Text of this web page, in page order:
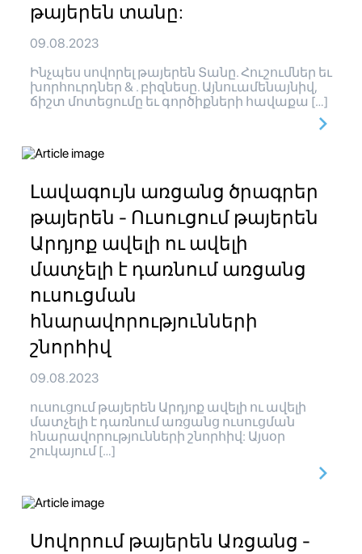
թայերեն տանը:
09.08.2023
Ինչպես սովորել թայերեն Տանը. Հուշումներ եւ
խորհուրդներ & . բիզնեսը. Այնուամենայնիվ,
ճիշտ մոտեցումը եւ գործիքների հավաքա […]
Լավագույն առցանց ծրագրեր
թայերեն - Ուսուցում թայերեն
Արդյոք ավելի ու ավելի
մատչելի է դառնում առցանց
ուսուցման
հնարավորությունների
շնորհիվ
09.08.2023
ուսուցում թայերեն Արդյոք ավելի ու ավելի
մատչելի է դառնում առցանց ուսուցման
հնարավորությունների շնորհիվ: Այսօր
շուկայում […]
Սովորում թայերեն Առցանց -